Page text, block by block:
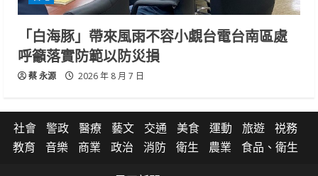
「白海豚」帶來風雨不容小覷台電台南區處
呼籲落實防範以防災損
蔡 永源 2026 年 8 月 7 日
社會 警政 醫療 藝文 交通 美食 運動 旅遊
祱務
教育
音樂 商業 政治 消防 衛生 農業 食品、衛生